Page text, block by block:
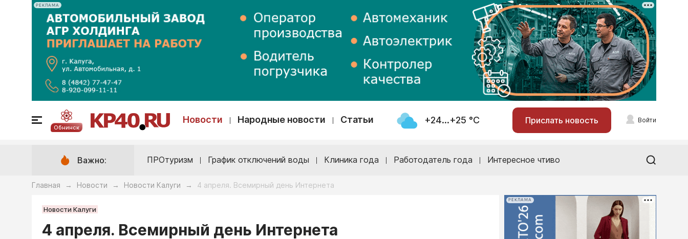
РЕКЛАМА
Обнинск
Новости Народные новости Статьи +24...+25 °С Прислать новость Войти
Важно: ПРОтуризм График отключений воды Клиника года Работодатель года Интересное чтиво
Главная → Новости → Новости Калуги → 4 апреля. Всемирный день Интернета
Новости Калуги
4 апреля. Всемирный день Интернета
РЕКЛАМА